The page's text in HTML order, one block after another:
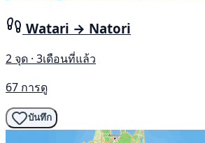
Watari → Natori
2 จุด · 3เดือนที่แล้ว
67 การดู
บันทึก